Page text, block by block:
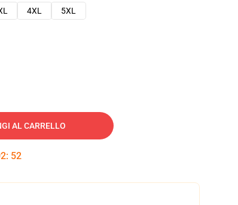
4XL
5XL
AL CARRELLO
: 51